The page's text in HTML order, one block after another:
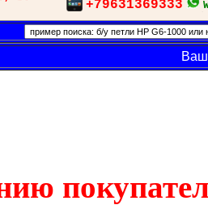
+79631369333